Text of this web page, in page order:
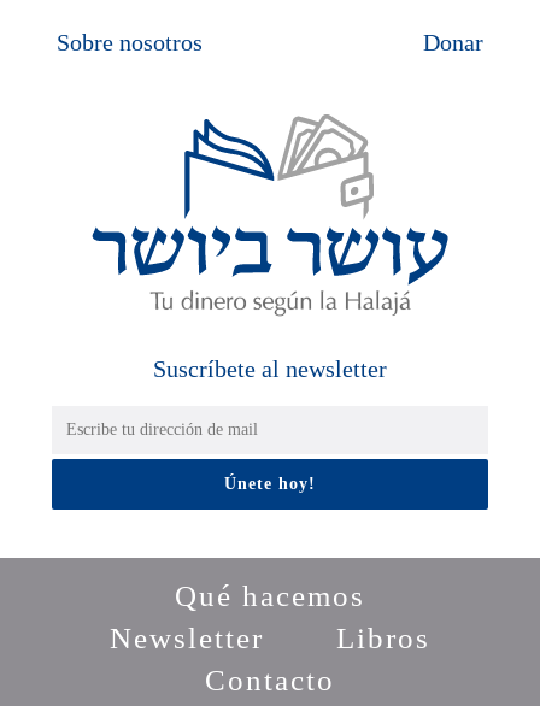
Sobre nosotros Donar
Suscríbete al newsletter
Qué hacemos
Newsletter
Libros
Contacto